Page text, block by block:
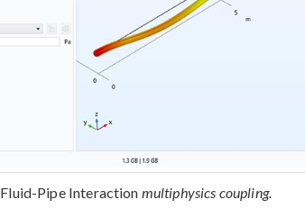
Fluid-Pipe Interaction multiphysics coupling.